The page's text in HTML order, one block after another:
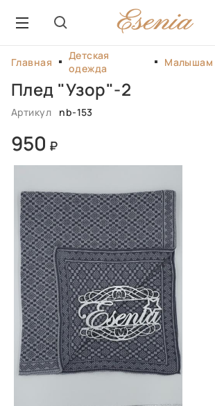
Главная
Детская
одежда
Малышам
Плед "Узор"-2
Артикул nb-153
950